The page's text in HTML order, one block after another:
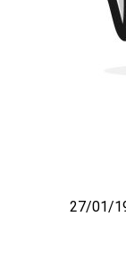
27/01/